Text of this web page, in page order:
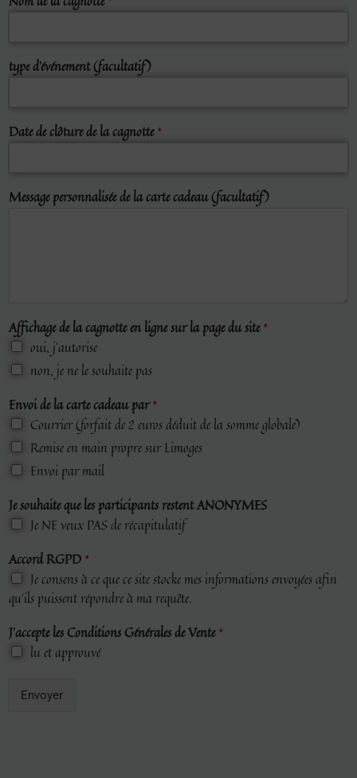
type d'événement (facultatif)
Date de clôture de la cagnotte*
Message personnalisée de la carte cadeau (facultatif)
Affichage de la cagnotte en ligne sur la page du site*
oui, j'autorise
non, je ne le souhaite pas
Envoi de la carte cadeau par*
Courrier (forfait de 2 euros déduit de la somme globale)
Remise en main propre sur Limoges
Envoi par mail
Je souhaite que les participants restent ANONYMES
Je NE veux PAS de récapitulatif
Accord RGPD *
Je consens à ce que ce site stocke mes informations envoyées afin
qu’ils puissent répondre à ma requête.
J’accepte les Conditions Générales de Vente*
lu et approuvé
Envoyer